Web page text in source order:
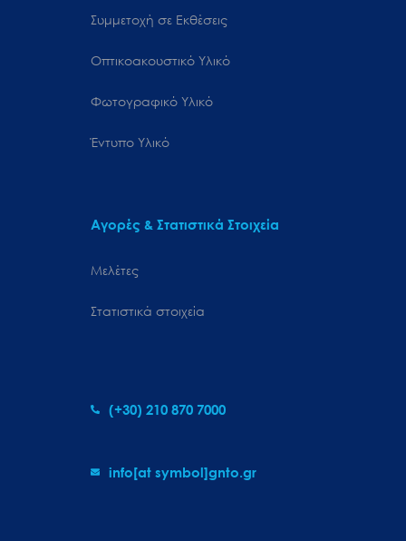
Συμμετοχή σε Εκθέσεις
Οπτικοακουστικό Υλικό
Φωτογραφικό Υλικό
Έντυπο Υλικό
Αγορές & Στατιστικά Στοιχεία
Μελέτες
Στατιστικά στοιχεία
(+30) 210 870 7000
info[at symbol]gnto.gr